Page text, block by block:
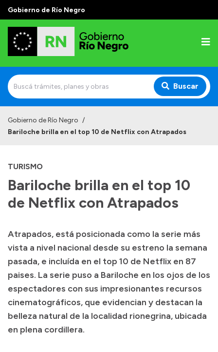
Gobierno de Río Negro
Buscar
Discursos en la Legislatura
Casa de Gobierno
Acerca de Río Negro
Geografía
Invertí en Río Negro
Transparencia
Gobierno de Río Negro /
Bariloche brilla en el top 10 de Netflix con Atrapados
TURISMO
Bariloche brilla en el top 10
de Netflix con Atrapados
Atrapados, está posicionada como la serie más
vista a nivel nacional desde su estreno la semana
pasada, e incluída en el top 10 de Netflix en 87
paises. La serie puso a Bariloche en los ojos de los
espectadores con sus impresionantes recursos
cinematográficos, que evidencian y destacan la
belleza natural de la localidad rionegrina, ubicada
en plena cordillera.